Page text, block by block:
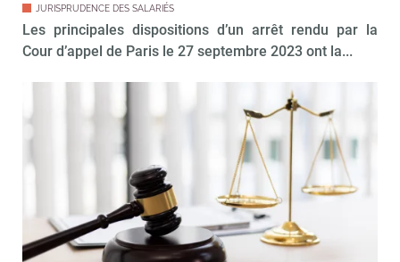
JURISPRUDENCE DES SALARIÉS
Les principales dispositions d’un arrêt rendu par la
Cour d’appel de Paris le 27 septembre 2023 ont la...